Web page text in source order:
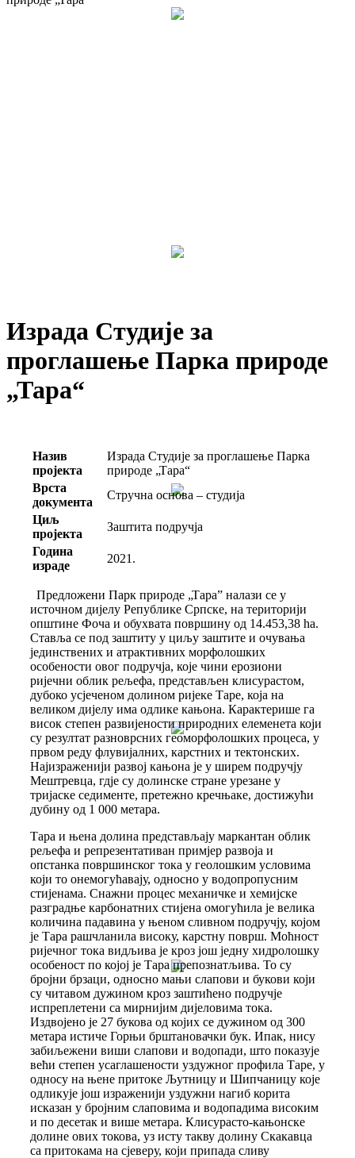
Израда Студије за
проглашење Парка природе
„Тара“
Назив
пројекта
Израда Студије за проглашење Парка
природе „Тара“
Врста
документа
Стручна основа – студија
Циљ
пројекта
Заштита подручја
Година
израде
2021.
Предложени Парк природе „Тараˮ налази се у
источном дијелу Републике Српске, на територији
општине Фоча и обухвата површину од 14.453,38 ha.
Ставља се под заштиту у циљу заштите и очувања
јединствених и атрактивних морфолошких
особености овог подручја, које чини ерозиони
ријечни облик рељефа, представљен клисурастом,
дубоко усјеченом долином ријеке Таре, која на
великом дијелу има одлике кањона. Карактерише га
висок степен развијености природних елеменета који
су резултат разноврсних геоморфолошких процеса, у
првом реду флувијалних, карстних и тектонских.
Најизраженији развој кањона је у ширем подручју
Мештревца, гдје су долинске стране урезане у
тријаске седименте, претежно кречњаке, достижући
дубину од 1 000 метара.
Тара и њена долина представљају маркантан облик
рељефа и репрезентативан примјер развоја и
опстанка површинског тока у геолошким условима
који то онемогућавају, односно у водопропусним
стијенама. Снажни процес механичке и хемијске
разградње карбонатних стијена омогућила је велика
количина падавина у њеном сливном подручју, којом
је Тара рашчланила високу, карстну површ. Моћност
ријечног тока видљива је кроз још једну хидролошку
особеност по којој је Тара препознатљива. То су
бројни брзаци, односно мањи слапови и букови који
су читавом дужином кроз заштићено подручје
испреплетени са мирнијим дијеловима тока.
Издвојено је 27 букова од којих се дужином од 300
метара истиче Горњи брштановачки бук. Ипак, нису
забиљежени виши слапови и водопади, што показује
већи степен усаглашености уздужног профила Таре, у
односу на њене притоке Љутницу и Шипчаницу које
одликује још израженији уздужни нагиб корита
исказан у бројним слаповима и водопадима високим
и по десетак и више метара. Клисурасто-кањонске
долине ових токова, уз исту такву долину Скакавца
са притокама на сјеверу, који припада сливу